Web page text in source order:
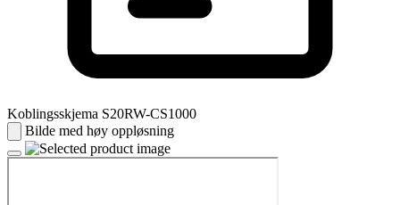
Koblingsskjema S20RW-CS1000
Bilde med høy oppløsning